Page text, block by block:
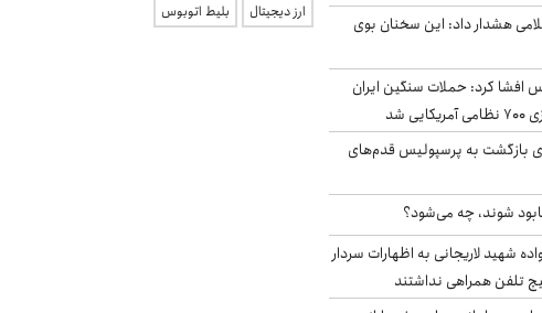
هشدار داد: این سخنان بوی
افشا کرد: حملات سنگین ایران
شد
بازگشت به پرسپولیس قدم‌های
شوند، چه می‌شود؟
شهید لاریجانی به اظهارات سردار
تلفن همراهی نداشتند
ارز دیجیتال
بلیط اتوبوس